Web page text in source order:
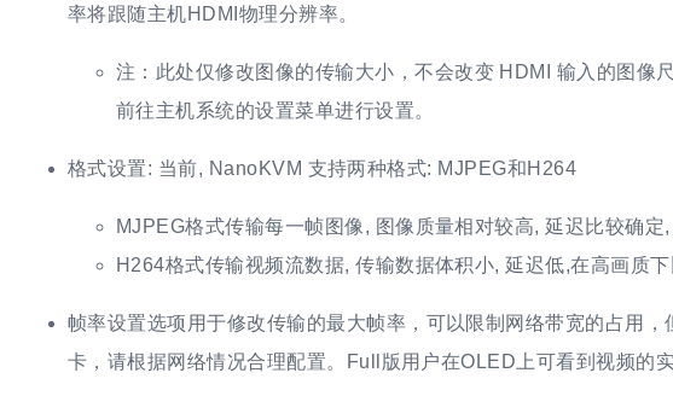
率将跟随主机HDMI物理分辨率。
注：此处仅修改图像的传输大小，不会改变 HDMI 输入的图像
前往主机系统的设置菜单进行设置。
格式设置: 当前, NanoKVM 支持两种格式: MJPEG和H264
MJPEG格式传输每一帧图像, 图像质量相对较高, 延迟比较确定
H264格式传输视频流数据, 传输数据体积小, 延迟低,在高画质
帧率设置选项用于修改传输的最大帧率，可以限制网络带宽的占用，
卡，请根据网络情况合理配置。Full版用户在OLED上可看到视频的